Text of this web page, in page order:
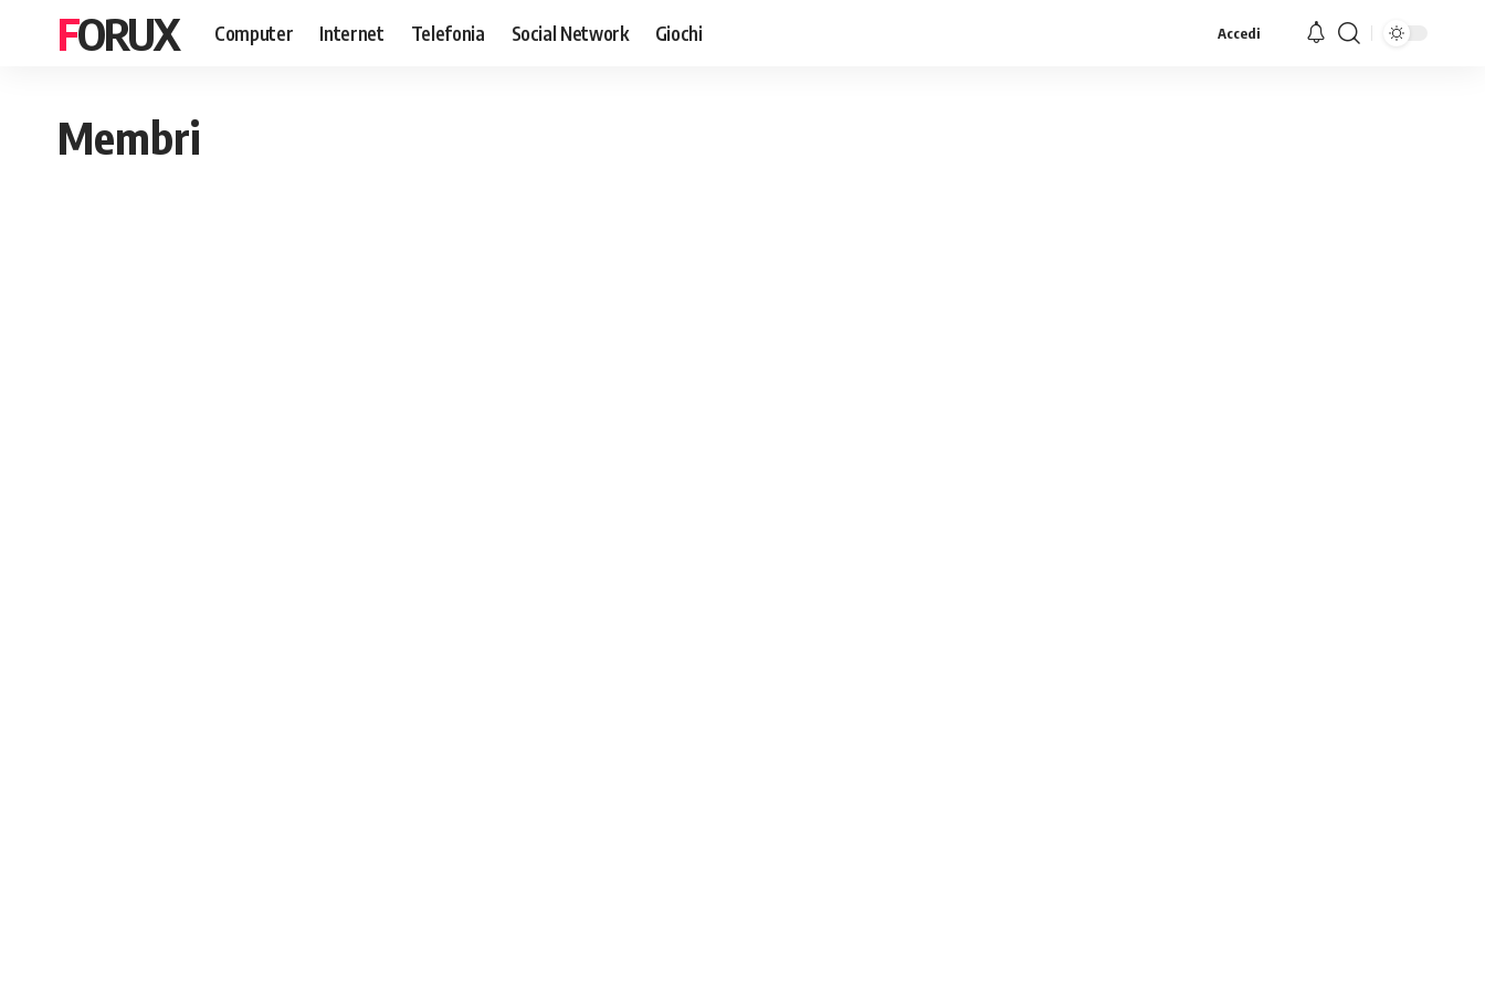
FORUX Computer Internet Telefonia Social Network Giochi Accedi
Membri